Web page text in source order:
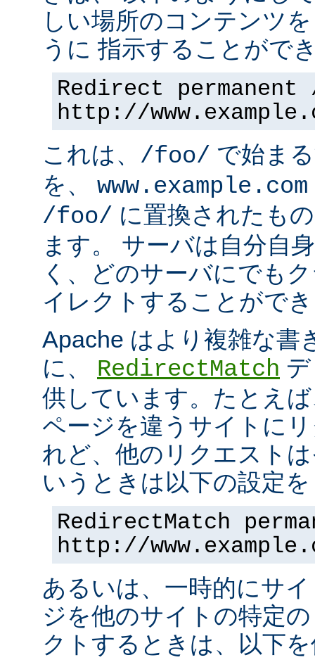
しい場所のコンテンツ
うに 指示することがで
Redirect
http://
これは、 /foo/ で始ま
を、 www.example.com
/foo/ に置換されたも
ます。 サーバは自分自
く、どのサーバにでも
イレクトすることがで
Apache はより複雑な書
に、 RedirectMatch
供しています。たとえ
ページを違うサイトに
れど、他のリクエスト
いうときは以下の設定
RedirectMatch
http://
あるいは、一時的にサ
ジを他のサイトの特定
クトするときは、以下